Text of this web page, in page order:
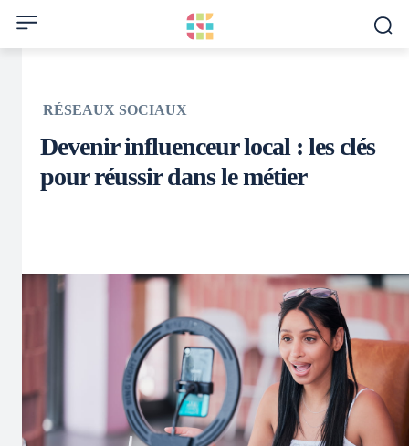
RÉSEAUX SOCIAUX
Devenir influenceur local : les clés
pour réussir dans le métier